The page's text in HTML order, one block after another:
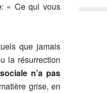
: « Ce qui vous
que jamais
la résurrection
n’a pas
grise, en